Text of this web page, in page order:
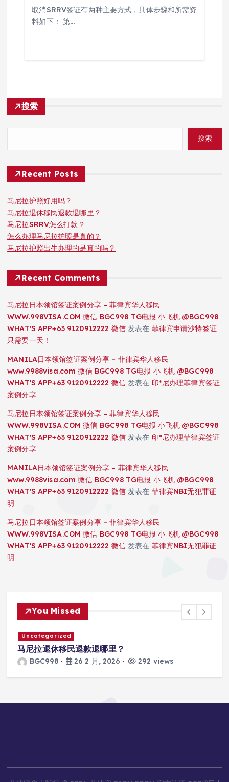
取消SRRV签证有两种主要方式，具体步骤和所需资
料如下： 第…
搜索
搜索
Recent Posts
马尼拉护照好用吗？
马尼拉退休移民退款退哪里？
马尼拉SRRV怎么打款？
怎么办理马尼拉护照是真的？
马尼拉护照出生办理的是真的吗？
Recent Comments
马尼拉日本领馆签证案例分享 – 菲律宾华人移民
WWW.998VISA.COM 微信 BGC998 TG电报 小飞机 @BGC998
WHAT'S APP+63 9120912222 微信发表在 菲律宾申请沙特签证
只需要一天！
MANILA日本领馆签证案例分享 – 菲律宾华人移民
www.9988visa.com 微信 BGC998 TG电报 小飞机 @BGC998
WHAT'S APP+63 9120912222 微信发表在 印*尼办理菲律宾签证
案例分享
马尼拉日本领馆签证案例分享 – 菲律宾华人移民
WWW.998VISA.COM 微信 BGC998 TG电报 小飞机 @BGC998
WHAT'S APP+63 9120912222 微信发表在 印*尼办理菲律宾签证
案例分享
MANILA日本领馆签证案例分享 – 菲律宾华人移民
www.9988visa.com 微信 BGC998 TG电报 小飞机 @BGC998
WHAT'S APP+63 9120912222 微信发表在 菲律宾NBI无犯罪证
明
马尼拉日本领馆签证案例分享 – 菲律宾华人移民
WWW.998VISA.COM 微信 BGC998 TG电报 小飞机 @BGC998
WHAT'S APP+63 9120912222 微信发表在 菲律宾NBI无犯罪证
明
You Missed
Uncategorized
马尼拉退休移民退款退哪里？
BGC998 26 2 月, 2026 292 views